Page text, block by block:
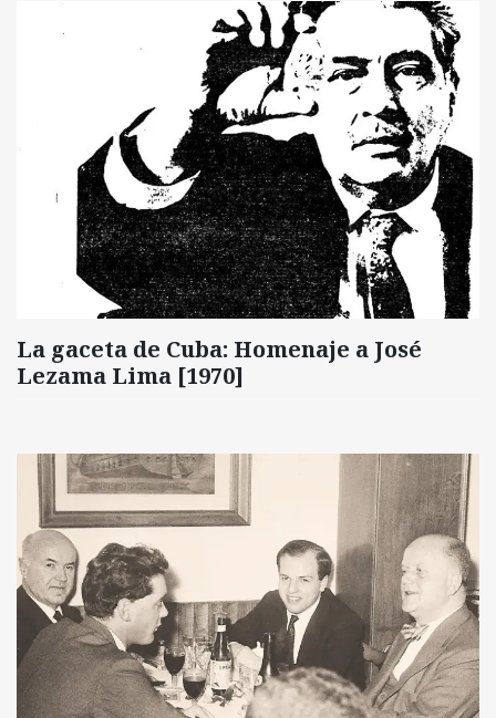
La gaceta de Cuba: Homenaje a José
Lezama Lima [1970]